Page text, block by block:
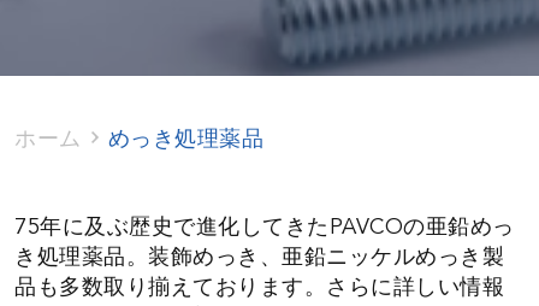
ホーム めっき処理薬品
75年に及ぶ歴史で進化してきたPAVCOの亜鉛めっ
き処理薬品。装飾めっき、亜鉛ニッケルめっき製
品も多数取り揃えております。さらに詳しい情報